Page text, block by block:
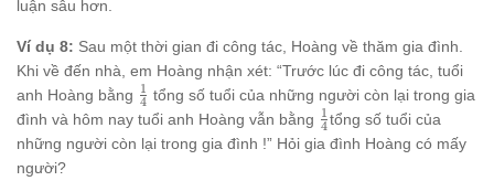
luận sâu hơn.
Ví dụ 8: Sau một thời gian đi công tác, Hoàng về thăm gia đình.
Khi về đến nhà, em Hoàng nhận xét: “Trước lúc đi công tác, tuổi
anh Hoàng bằng \frac{1}
{4}
4
1 tổng số tuổi của những người còn lại trong gia
đình và hôm nay tuổi anh Hoàng vẫn bằng \frac{1}
{4}
4
1 tổng số tuổi của
những người còn lại trong gia đình !” Hỏi gia đình Hoàng có mấy
người?